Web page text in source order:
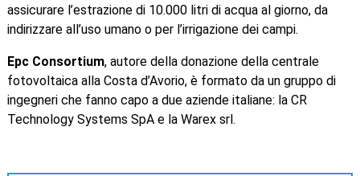
assicurare l’estrazione di 10.000 litri di acqua al giorno, da
indirizzare all’uso umano o per l’irrigazione dei campi.
Epc Consortium, autore della donazione della centrale
fotovoltaica alla Costa d’Avorio, è formato da un gruppo di
ingegneri che fanno capo a due aziende italiane: la CR
Technology Systems SpA e la Warex srl.